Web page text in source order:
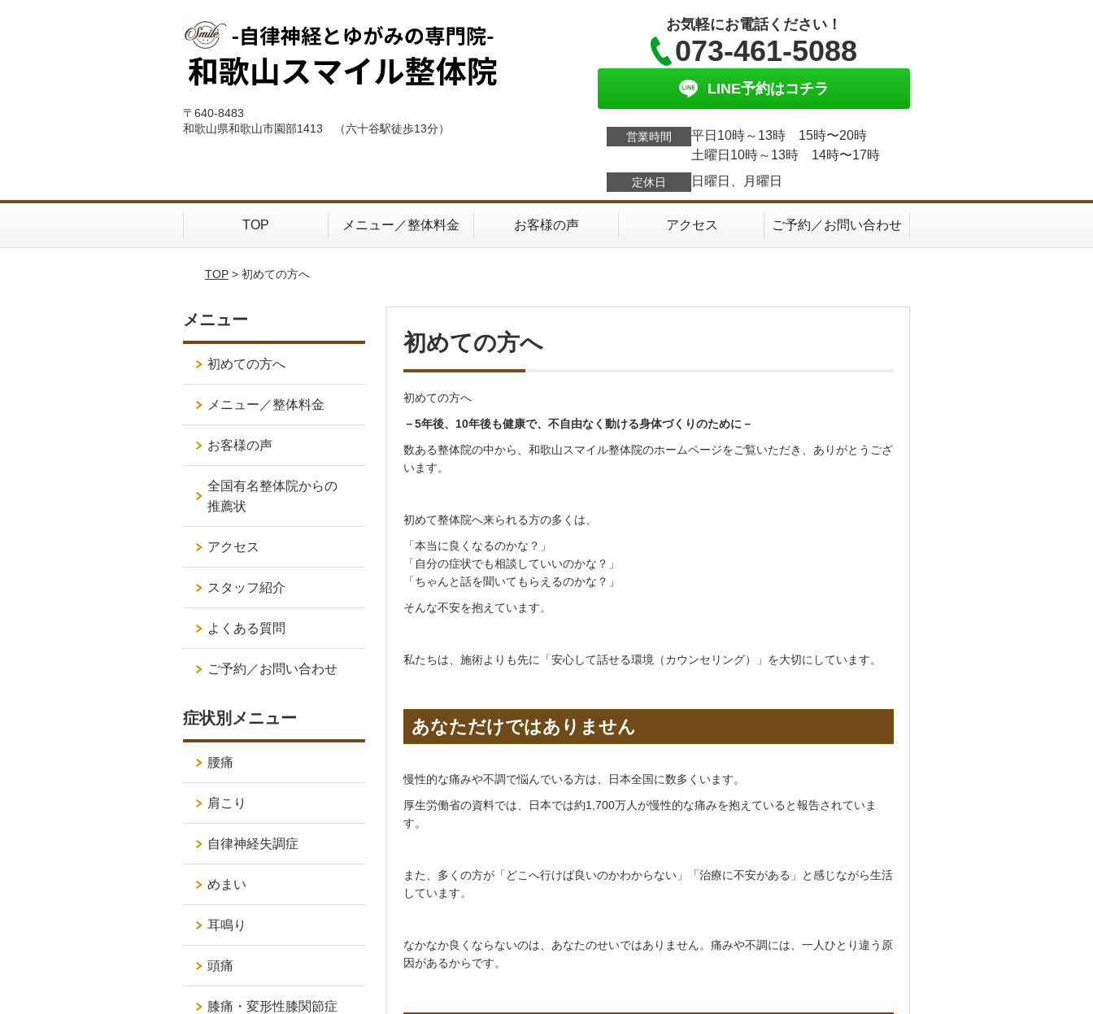
〒640-8483
和歌山県和歌山市園部1413 （六十谷駅徒歩13分）
お気軽にお電話ください！
073-461-5088
LINE予約はコチラ
営業時間
平日10時～13時 15時〜20時
土曜日10時～13時 14時〜17時
定休日 日曜日、月曜日
TOP メニュー／整体料金 お客様の声 アクセス ご予約／お問い合わせ
TOP> 初めての方へ
初めての方へ
初めての方へ
－5年後、10年後も健康で、不自由なく動ける身体づくりのために－
数ある整体院の中から、和歌山スマイル整体院のホームページをご覧いただき、ありがとうござ
います。
初めて整体院へ来られる方の多くは、
「本当に良くなるのかな？」
「自分の症状でも相談していいのかな？」
「ちゃんと話を聞いてもらえるのかな？」
そんな不安を抱えています。
私たちは、施術よりも先に「安心して話せる環境（カウンセリング）」を大切にしています。
あなただけではありません
慢性的な痛みや不調で悩んでいる方は、日本全国に数多くいます。
厚生労働省の資料では、日本では約1,700万人が慢性的な痛みを抱えていると報告されていま
す。
また、多くの方が「どこへ行けば良いのかわからない」「治療に不安がある」と感じながら生活
しています。
なかなか良くならないのは、あなたのせいではありません。痛みや不調には、一人ひとり違う原
因があるからです。
メニュー
初めての方へ
メニュー／整体料金
お客様の声
全国有名整体院からの
推薦状
アクセス
スタッフ紹介
よくある質問
ご予約／お問い合わせ
症状別メニュー
腰痛
肩こり
自律神経失調症
めまい
耳鳴り
頭痛
膝痛・変形性膝関節症